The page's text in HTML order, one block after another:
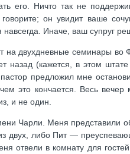
его. Ничто так не
он увидит ваше
Иначе, ваш супруг
двухдневные семинары во
назад (кажется, в этом
предложил мне
это кончается. Весь
и не один.
Чарли. Меня представили
двух, либо Пит —
отвели в комнату для